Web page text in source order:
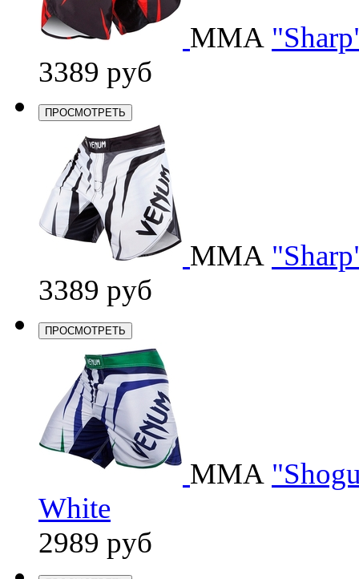
ММА
3389 руб
ПРОСМОТРЕТЬ
ММА
3389 руб
ПРОСМОТРЕТЬ
ММА
White
2989 руб